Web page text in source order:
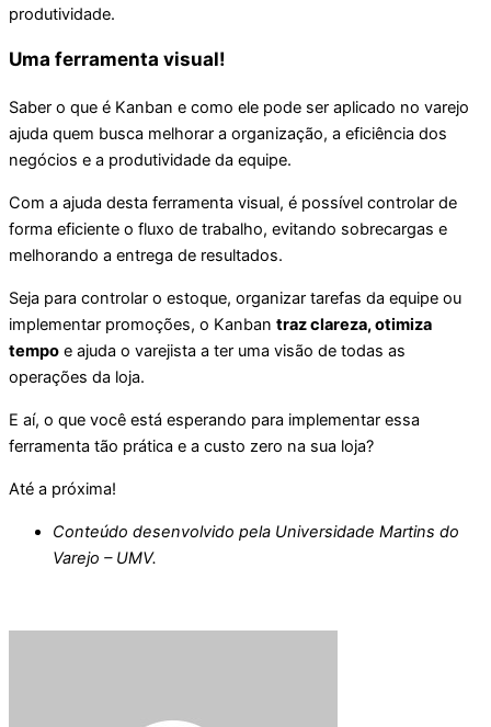
produtividade.
Uma ferramenta visual!
Saber o que é Kanban e como ele pode ser aplicado no varejo
ajuda quem busca melhorar a organização, a eficiência dos
negócios e a produtividade da equipe.
Com a ajuda desta ferramenta visual, é possível controlar de
forma eficiente o fluxo de trabalho, evitando sobrecargas e
melhorando a entrega de resultados.
Seja para controlar o estoque, organizar tarefas da equipe ou
implementar promoções, o Kanban traz clareza, otimiza
tempo e ajuda o varejista a ter uma visão de todas as
operações da loja.
E aí, o que você está esperando para implementar essa
ferramenta tão prática e a custo zero na sua loja?
Até a próxima!
Conteúdo desenvolvido pela Universidade Martins do
Varejo – UMV.